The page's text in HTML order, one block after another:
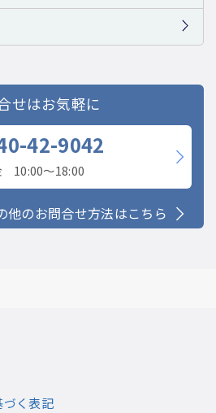
せはお気軽に
42-9042
10:00〜18:00
他のお問合せ方法はこちら
く表記